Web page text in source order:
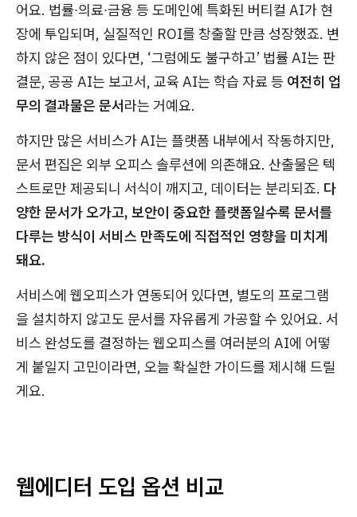
어요. 법률∙의료∙금융 등 도메인에 특화된 버티컬 AI가 현
장에 투입되며, 실질적인 ROI를 창출할 만큼 성장했죠. 변
하지 않은 점이 있다면, ‘그럼에도 불구하고’ 법률 AI는 판
결문, 공공 AI는 보고서, 교육 AI는 학습 자료 등 여전히 업
무의 결과물은 문서라는 거예요.
하지만 많은 서비스가 AI는 플랫폼 내부에서 작동하지만,
문서 편집은 외부 오피스 솔루션에 의존해요. 산출물은 텍
스트로만 제공되니 서식이 깨지고, 데이터는 분리되죠. 다
양한 문서가 오가고, 보안이 중요한 플랫폼일수록 문서를
다루는 방식이 서비스 만족도에 직접적인 영향을 미치게
돼요.
서비스에 웹오피스가 연동되어 있다면, 별도의 프로그램
을 설치하지 않고도 문서를 자유롭게 가공할 수 있어요. 서
비스 완성도를 결정하는 웹오피스를 여러분의 AI에 어떻
게 붙일지 고민이라면, 오늘 확실한 가이드를 제시해 드릴
게요.
웹에디터 도입 옵션 비교